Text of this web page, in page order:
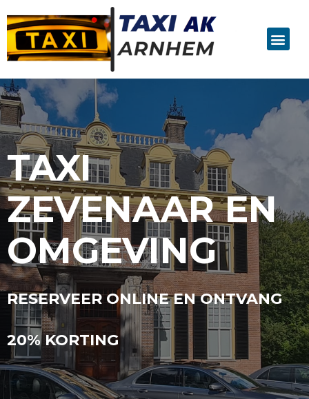
TAXI
ZEVENAAR EN
OMGEVING
RESERVEER ONLINE EN ONTVANG
20% KORTING